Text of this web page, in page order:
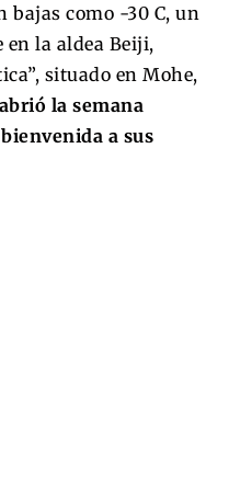
bajas como -30 C, un
en la aldea Beiji,
situado en Mohe,
abrió la semana
a sus